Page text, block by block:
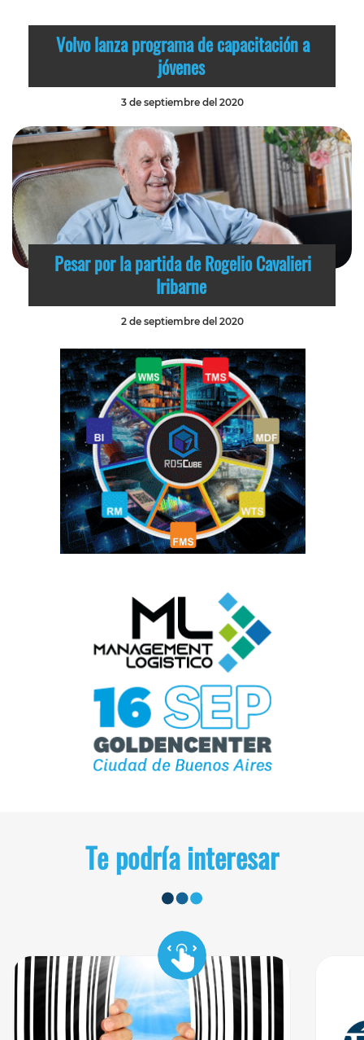
Volvo lanza programa de capacitación a
jóvenes
3 de septiembre del 2020
Pesar por la partida de Rogelio Cavalieri
Iribarne
2 de septiembre del 2020
Te podría interesar